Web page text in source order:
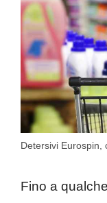
Detersivi Eurospin,
Fino a